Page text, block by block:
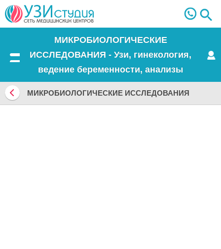
МИКРОБИОЛОГИЧЕСКИЕ
ИССЛЕДОВАНИЯ - Узи, гинекология,
ведение беременности, анализы
Вернуться
МИКРОБИОЛОГИЧЕСКИЕ ИССЛЕДОВАНИЯ